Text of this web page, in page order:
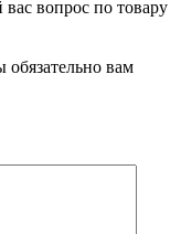
вопрос по товару
вам